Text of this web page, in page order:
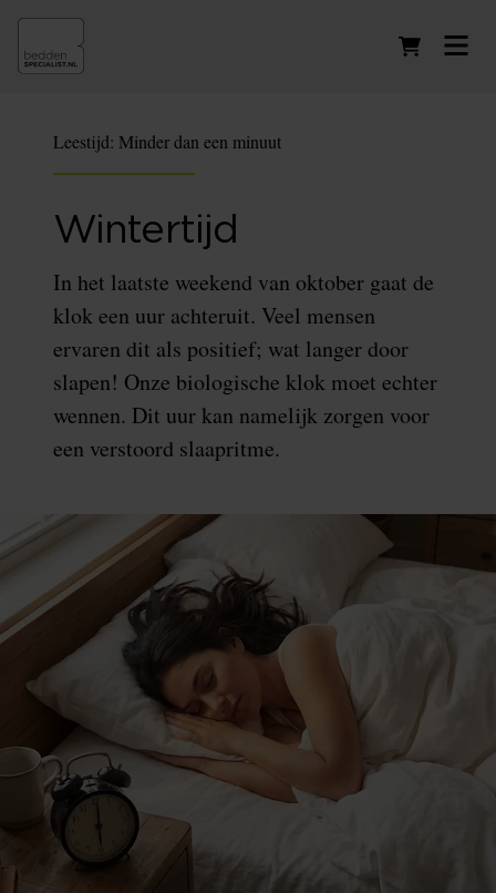
Leestijd: Minder dan een minuut
Wintertijd
In het laatste weekend van oktober gaat de
klok een uur achteruit. Veel mensen
ervaren dit als positief; wat langer door
slapen! Onze biologische klok moet echter
wennen. Dit uur kan namelijk zorgen voor
een verstoord slaapritme.